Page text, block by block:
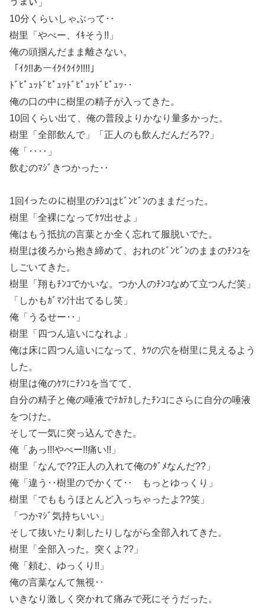
10分くらいしゃぶって‥
樹里「やべー、ｲｷそう!!」
俺の頭掴んだまま離さない。
「ｲｸ!!あーｲｸｲｸｲｸ!!!!」
ﾄﾞﾋﾟｭｯﾄﾞﾋﾟｭｯﾄﾞﾋﾟｭｯﾄﾞﾋﾟｭｯ‥
俺の口の中に樹里の精子が入ってきた。
10回くらい出て、俺の普段よりかなり量多かった。
樹里「全部飲んで」「正人のも飲んだんだろ??」
俺「‥‥」
飲むのﾏｼﾞきつかった‥
1回ｲったのに樹里のﾁﾝｺはﾋﾞﾝﾋﾞﾝのままだった。
樹里「全裸になってｹﾂ出せよ」
俺はもう抵抗の言葉とか全く忘れて服脱いでた。
樹里は後ろから抱き締めて、おれのﾋﾞﾝﾋﾞﾝのままのﾁﾝｺを
しごいてきた。
樹里「翔もﾁﾝｺでかいな。つか人のﾁﾝｺなめて立つんだ笑」
「しかもｶﾞﾏﾝ汁出てるし笑」
俺「うるせー‥」
樹里「四つん這いになれよ」
俺は床に四つん這いになって、ｹﾂの穴を樹里に見えるよう
した。
樹里は俺のｹﾂにﾁﾝｺを当てて、
自分の精子と俺の唾液でﾃｶﾃｶしたﾁﾝｺにさらに自分の唾液
をつけた。
そして一気に突っ込んできた。
俺「あっ!!!やべー!!痛い!!」
樹里「なんで??正人の入れて俺のﾀﾞﾒなんだ??」
俺「違う‥樹里のでかくて‥ もっとゆっくり」
樹里「でももうほとんど入っちゃったよ??笑」
「つかﾏｼﾞ気持ちいい」
そして抜いたり刺したりしながら全部入れてきた。
樹里「全部入った。突くよ??」
俺「頼む、ゆっくり!!」
俺の言葉なんて無視‥
いきなり激しく突かれて痛みで死にそうだった。